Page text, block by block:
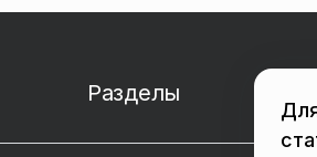
Разделы